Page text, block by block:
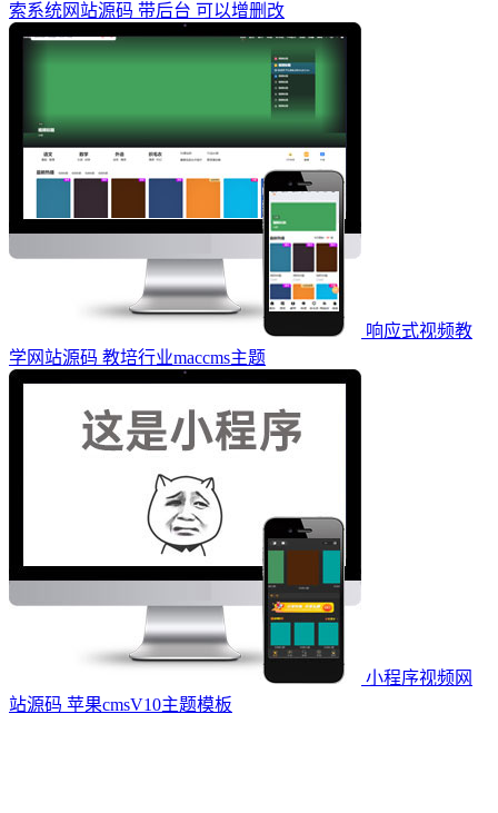
索系统网站源码 带后台 可以增删改
响应式视频教
学网站源码 教培行业maccms主题
小程序视频网
站源码 苹果cmsV10主题模板